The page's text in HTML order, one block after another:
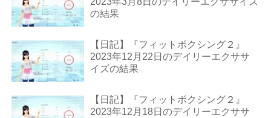
の結果
【日記】『フィットボクシング２』
2023年12月22日のデイリーエクササ
イズの結果
【日記】『フィットボクシング２』
2023年12月18日のデイリーエクササ